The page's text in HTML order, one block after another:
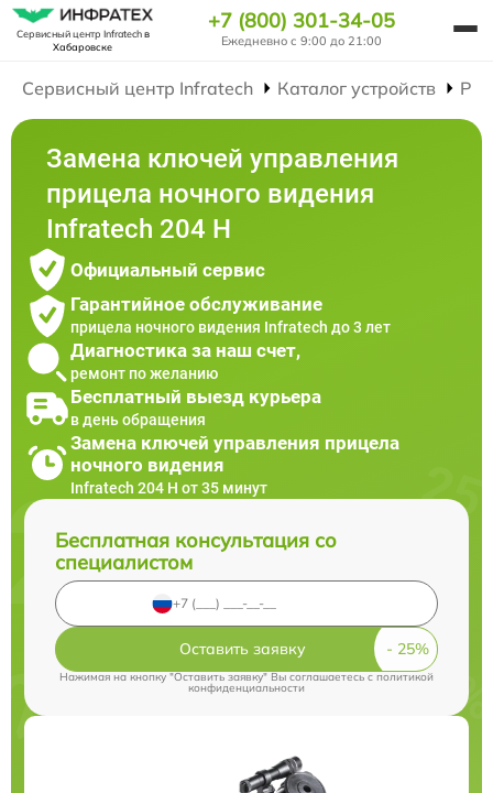
Сервисный центр Infratechв
Хабаровске
+7 (800) 301-34-05
Ежедневно с 9:00 до 21:00
Сервисный центр Infratech Каталог устройств
Замена ключей управления
прицела ночного видения
Infratech 204 Н
Официальный сервис
Гарантийное обслуживание
прицела ночного видения Infratech до 3 лет
Диагностика за наш счет,
ремонт по желанию
Бесплатный выезд курьера
в день обращения
Замена ключей управления прицела
ночного видения
Infratech 204 Н от 35 минут
Бесплатная консультация со
специалистом
Оставить заявку
Нажимая на кнопку "Оставить заявку" Вы соглашаетесь cполитикой
конфиденциальности